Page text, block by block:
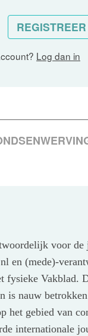
REGISTREER
Log dan in
voor de
en (mede)-
Vakblad.
is nauw
het gebied van
internationale